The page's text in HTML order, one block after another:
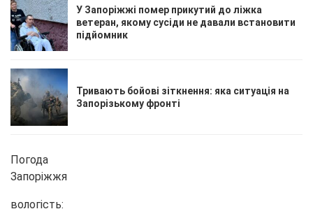
У Запоріжжі помер прикутий до ліжка
ветеран, якому сусіди не давали встановити
підйомник
Тривають бойові зіткнення: яка ситуація на
Запорізькому фронті
Погода
Запоріжжя
вологість: